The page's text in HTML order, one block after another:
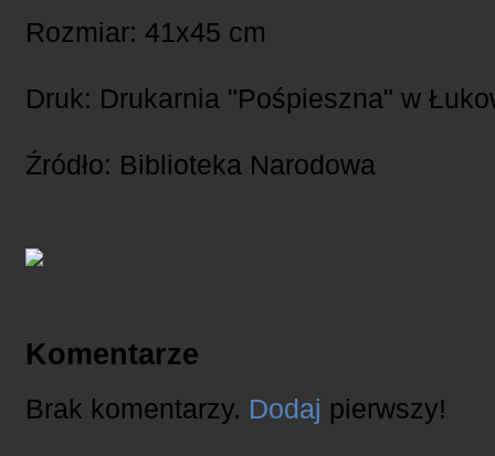
Rozmiar: 41x45 cm
Druk: Drukarnia "Pośpieszna" w
Źródło: Biblioteka Narodowa
Komentarze
Brak komentarzy. Dodaj pierwszy!